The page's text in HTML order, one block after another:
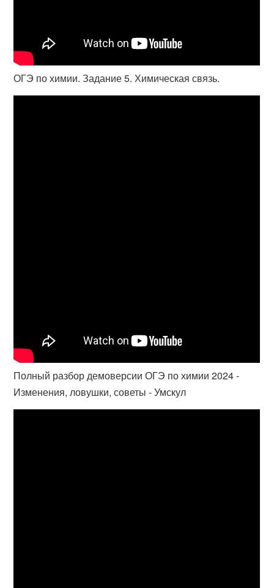
ОГЭ по химии. Задание 5. Химическая связь.
Полный разбор демоверсии ОГЭ по химии 2024 -
Изменения, ловушки, советы - Умскул